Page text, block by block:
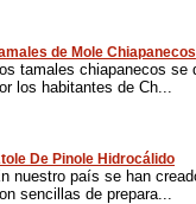
de Mole Chiapanecos
tamales chiapanecos se
los habitantes de Ch...
De Pinole Hidrocálido
nuestro país se han
sencillas de prepara...